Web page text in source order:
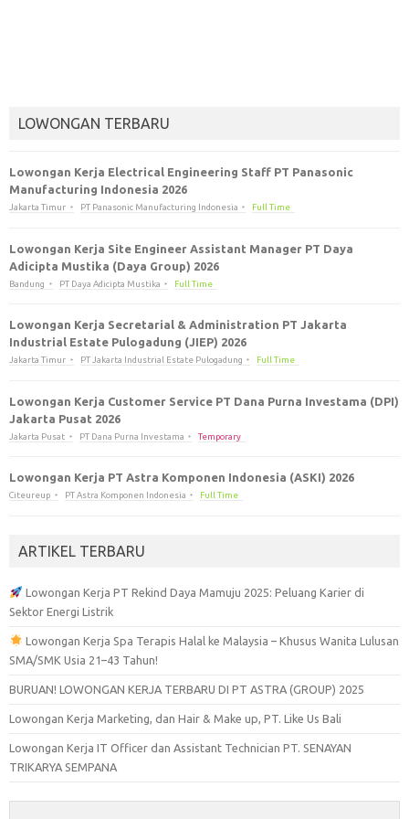
LOWONGAN TERBARU
Lowongan Kerja Electrical Engineering Staff PT Panasonic
Manufacturing Indonesia 2026
Jakarta Timur PT Panasonic Manufacturing Indonesia Full Time
Lowongan Kerja Site Engineer Assistant Manager PT Daya
Adicipta Mustika (Daya Group) 2026
Bandung PT Daya Adicipta Mustika Full Time
Lowongan Kerja Secretarial & Administration PT Jakarta
Industrial Estate Pulogadung (JIEP) 2026
Jakarta Timur PT Jakarta Industrial Estate Pulogadung Full Time
Lowongan Kerja Customer Service PT Dana Purna Investama (DPI)
Jakarta Pusat 2026
Jakarta Pusat PT Dana Purna Investama Temporary
Lowongan Kerja PT Astra Komponen Indonesia (ASKI) 2026
Citeureup PT Astra Komponen Indonesia Full Time
ARTIKEL TERBARU
Lowongan Kerja PT Rekind Daya Mamuju 2025: Peluang Karier di
Sektor Energi Listrik
Lowongan Kerja Spa Terapis Halal ke Malaysia – Khusus Wanita Lulusan
SMA/SMK Usia 21–43 Tahun!
BURUAN! LOWONGAN KERJA TERBARU DI PT ASTRA (GROUP) 2025
Lowongan Kerja Marketing, dan Hair & Make up, PT. Like Us Bali
Lowongan Kerja IT Officer dan Assistant Technician PT. SENAYAN
TRIKARYA SEMPANA